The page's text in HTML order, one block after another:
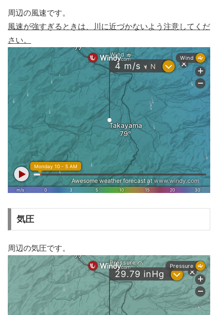
周辺の風速です。
風速が強すぎるときは、川に近づかないよう注意してくだ
さい。
気圧
周辺の気圧です。